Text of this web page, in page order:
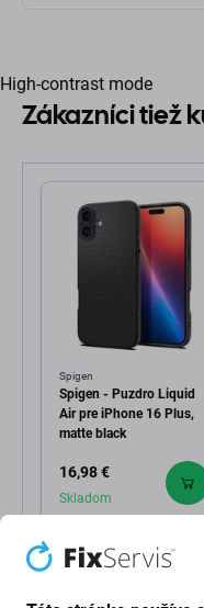
High-contrast mode
Zákazníci tiež
Spigen
Spigen - Puzdro Liquid
Air pre iPhone 16 Plus,
matte black
16,98 €
Skladom